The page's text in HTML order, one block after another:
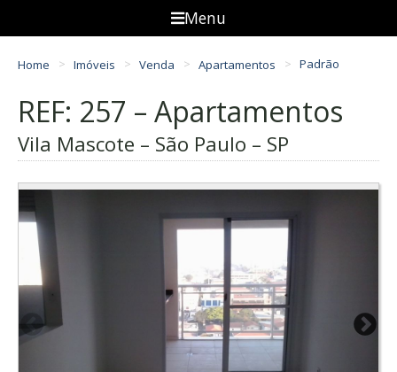
Menu
Home Imóveis Venda Apartamentos Padrão
REF: 257 – Apartamentos
Vila Mascote – São Paulo – SP